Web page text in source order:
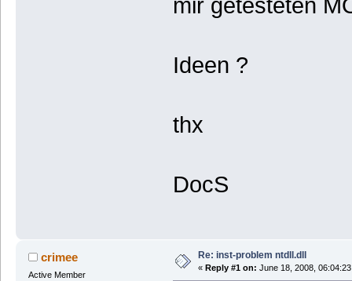
mir getesteten
Ideen ?
thx
DocS
crimee
Active Member
Re: inst-problem ntdll.dll
« Reply #1 on: June 18, 2008,